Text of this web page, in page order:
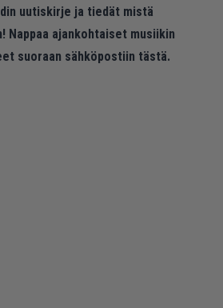
uutiskirje ja tiedät mistä
Nappaa ajankohtaiset musiikin
suoraan sähköpostiin tästä.